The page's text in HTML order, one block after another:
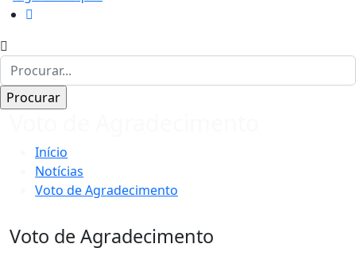
Início
Notícias
Voto de Agradecimento
Voto de Agradecimento